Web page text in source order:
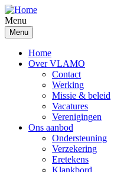
Overslaan
en
naar
de
inhoud
gaan
Menu
Menu
Home
Over VLAMO
Contact
Werking
Missie & beleid
Vacatures
Verenigingen
Ons aanbod
Ondersteuning
Verzekering
Eretekens
Klankbord